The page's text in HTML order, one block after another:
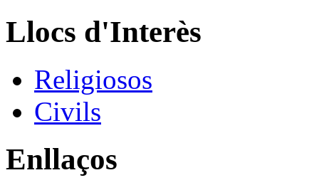
Llocs d'Interès
Religiosos
Civils
Enllaços